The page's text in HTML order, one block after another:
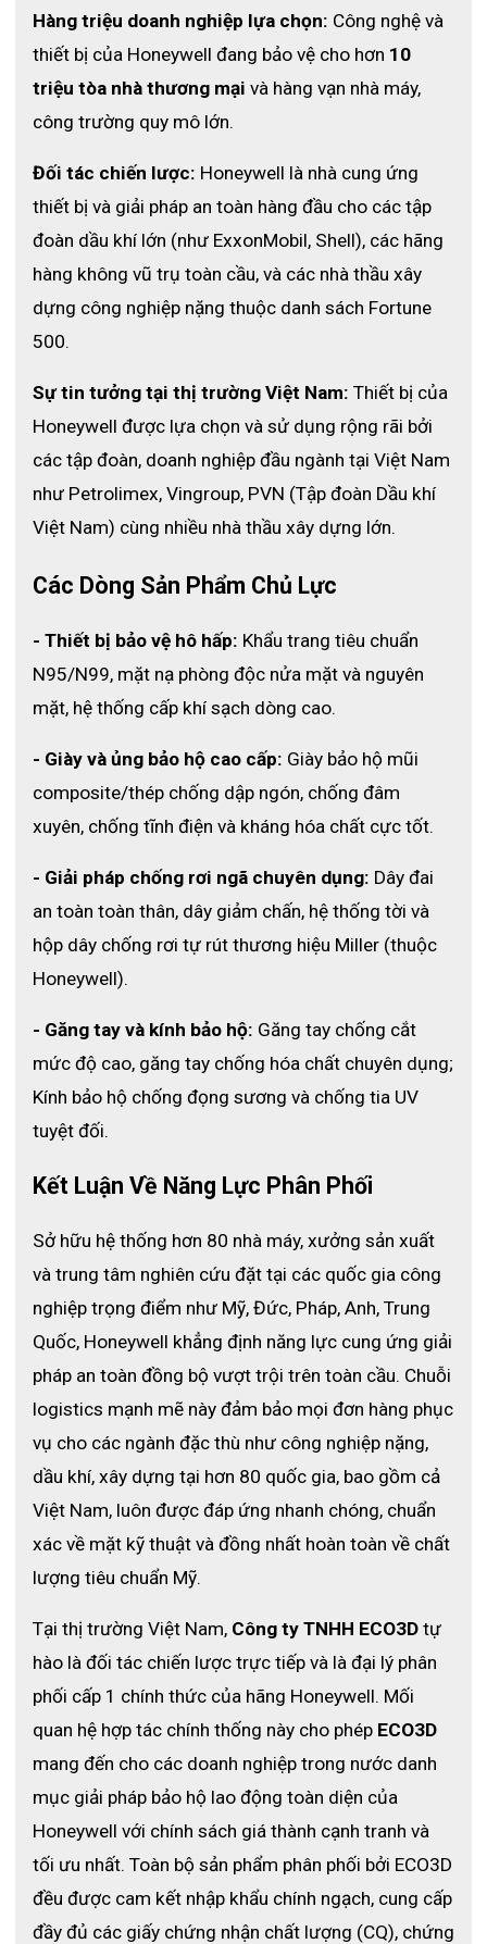
Tiêu chuẩn
Tiêu chuẩn CE
Hàng triệu doanh nghiệp lựa chọn: Công nghệ và
thiết bị của Honeywell đang bảo vệ cho hơn 10
triệu tòa nhà thương mại và hàng vạn nhà máy,
công trường quy mô lớn.
Đối tác chiến lược: Honeywell là nhà cung ứng
thiết bị và giải pháp an toàn hàng đầu cho các tập
đoàn dầu khí lớn (như ExxonMobil, Shell), các hãng
hàng không vũ trụ toàn cầu, và các nhà thầu xây
dựng công nghiệp nặng thuộc danh sách Fortune
500.
Sự tin tưởng tại thị trường Việt Nam: Thiết bị của
Honeywell được lựa chọn và sử dụng rộng rãi bởi
các tập đoàn, doanh nghiệp đầu ngành tại Việt Nam
như Petrolimex, Vingroup, PVN (Tập đoàn Dầu khí
Việt Nam) cùng nhiều nhà thầu xây dựng lớn.
Các Dòng Sản Phẩm Chủ Lực
- Thiết bị bảo vệ hô hấp: Khẩu trang tiêu chuẩn
N95/N99, mặt nạ phòng độc nửa mặt và nguyên
mặt, hệ thống cấp khí sạch dòng cao.
- Giày và ủng bảo hộ cao cấp: Giày bảo hộ mũi
composite/thép chống dập ngón, chống đâm
xuyên, chống tĩnh điện và kháng hóa chất cực tốt.
- Giải pháp chống rơi ngã chuyên dụng: Dây đai
an toàn toàn thân, dây giảm chấn, hệ thống tời và
hộp dây chống rơi tự rút thương hiệu Miller (thuộc
Honeywell).
- Găng tay và kính bảo hộ: Găng tay chống cắt
mức độ cao, găng tay chống hóa chất chuyên dụng;
Kính bảo hộ chống đọng sương và chống tia UV
tuyệt đối.
Kết Luận Về Năng Lực Phân Phối
Sở hữu hệ thống hơn 80 nhà máy, xưởng sản xuất
và trung tâm nghiên cứu đặt tại các quốc gia công
nghiệp trọng điểm như Mỹ, Đức, Pháp, Anh, Trung
Quốc, Honeywell khẳng định năng lực cung ứng giải
pháp an toàn đồng bộ vượt trội trên toàn cầu. Chuỗi
logistics mạnh mẽ này đảm bảo mọi đơn hàng phục
vụ cho các ngành đặc thù như công nghiệp nặng,
dầu khí, xây dựng tại hơn 80 quốc gia, bao gồm cả
Việt Nam, luôn được đáp ứng nhanh chóng, chuẩn
xác về mặt kỹ thuật và đồng nhất hoàn toàn về chất
lượng tiêu chuẩn Mỹ.
Tại thị trường Việt Nam, Công ty TNHH ECO3D tự
hào là đối tác chiến lược trực tiếp và là đại lý phân
phối cấp 1 chính thức của hãng Honeywell. Mối
quan hệ hợp tác chính thống này cho phép ECO3D
mang đến cho các doanh nghiệp trong nước danh
mục giải pháp bảo hộ lao động toàn diện của
Honeywell với chính sách giá thành cạnh tranh và
tối ưu nhất. Toàn bộ sản phẩm phân phối bởi ECO3D
đều được cam kết nhập khẩu chính ngạch, cung cấp
đầy đủ các giấy chứng nhận chất lượng (CQ), chứng